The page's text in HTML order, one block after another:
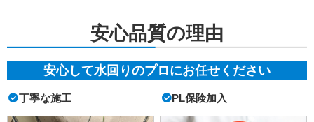
安心品質の理由
安心して水回りのプロにお任せください
丁寧な施工 PL保険加入